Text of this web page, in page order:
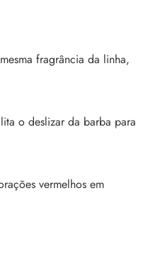
fragrância da linha,
o deslizar da barba para
vermelhos em